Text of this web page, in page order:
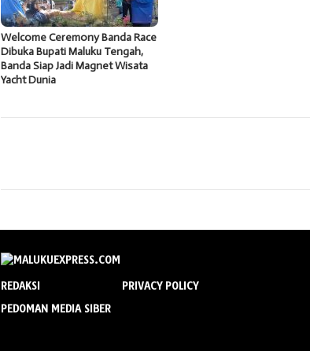
Welcome Ceremony Banda Race
Dibuka Bupati Maluku Tengah,
Banda Siap Jadi Magnet Wisata
Yacht Dunia
REDAKSI
PRIVACY POLICY
PEDOMAN MEDIA SIBER